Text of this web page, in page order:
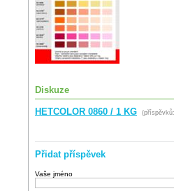
Diskuze
HETCOLOR 0860 / 1 KG
Přidat příspěvek
Vaše jméno